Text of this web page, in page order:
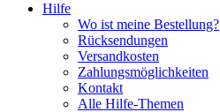
Hilfe
Wo ist meine Bestellung?
Rücksendungen
Versandkosten
Zahlungsmöglichkeiten
Kontakt
Alle Hilfe-Themen